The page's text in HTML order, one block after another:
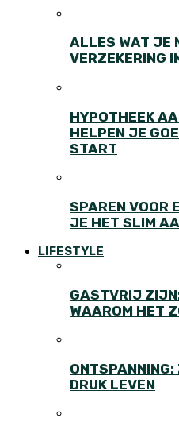
ALLES WAT JE
VERZEKERING
HYPOTHEEK
HELPEN JE
START
SPAREN VOOR
JE HET SLIM
LIFESTYLE
GASTVRIJ
WAAROM HET
ONTSPANNING:
DRUK LEVEN